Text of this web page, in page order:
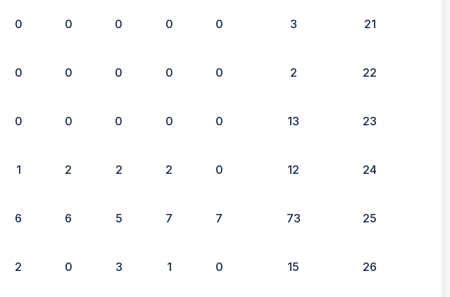
0 0 0 0 0 3 21
0 0 0 0 0 2 22
0 0 0 0 0 13 23
1 2 2 2 0 12 24
6 6 5 7 7 73 25
2 0 3 1 0 15 26